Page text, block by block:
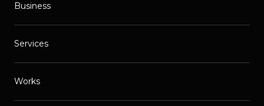
Business
Services
Works